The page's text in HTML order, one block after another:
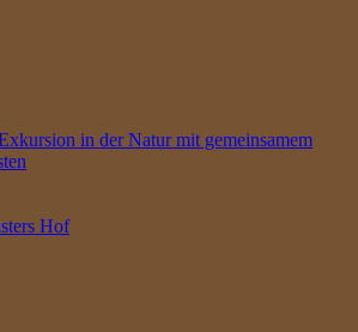
in der Natur mit gemeinsamem
Hof